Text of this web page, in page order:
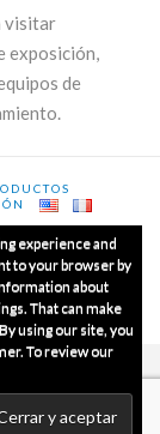
visitar
exposición,
de
Todos los
experience and
to your browser by
about
That can make
using our site, you
To review our